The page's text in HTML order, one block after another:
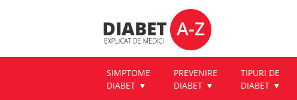
SIMPTOME
DIABET
PREVENIRE
DIABET
TIPURI DE
DIABET